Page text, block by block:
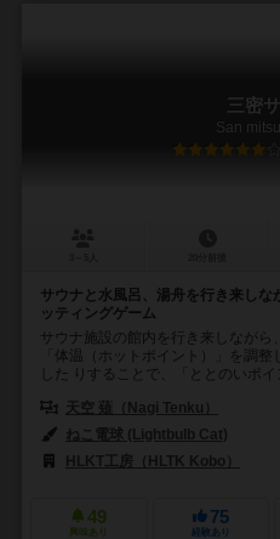
三密
San
サウナと水風呂、湯舟を行き来し
ッティングゲーム
サウナ施設の館内を行き来しながら
「体温（ホットポイント）」を調整
した りすることで、「ととのいポイ
天空 薙（Nagi Tenku）
ねこ電球 (Lightbulb Cat)
HLKT工房（HLTK Kobo）
49
興味あり
75
経験あり